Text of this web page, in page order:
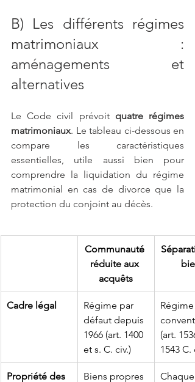
B) Les différents régimes
matrimoniaux :
aménagements et
alternatives
Le Code civil prévoit quatre régimes
matrimoniaux. Le tableau ci-dessous en
compare les caractéristiques
essentielles, utile aussi bien pour
comprendre la liquidation du régime
matrimonial en cas de divorce que la
protection du conjoint au décès.
Communauté
réduite aux
acquêts
Cadre légal
Régime par
défaut depuis
1966 (art. 1400
et s. C. civ.)
Régime
(art.
1543 C.
Propriété des Biens propres Chaque